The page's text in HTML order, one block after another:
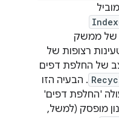
של ממשק
רצופות של
של החלפת דפים
. הבעיה הזו
'החלפת דפים'
מופסק (למשל,